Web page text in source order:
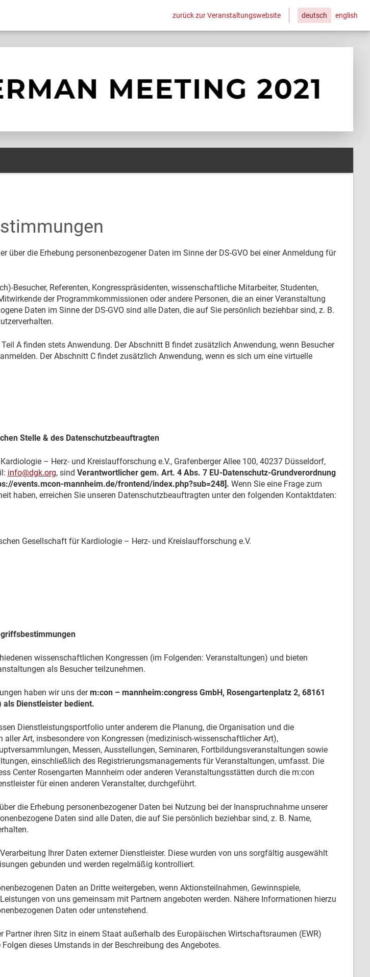
zurück zur Veranstaltungswebsite deutsch english
über die Erhebung personenbezogener Daten im Sinne der DS-GVO bei einer Anmeldung für
Besucher, Referenten, Kongresspräsidenten, wissenschaftliche Mitarbeiter, Studenten,
der Programmkommissionen oder andere Personen, die an einer Veranstaltung
Daten im Sinne der DS-GVO sind alle Daten, die auf Sie persönlich beziehbar sind, z. B.
A finden stets Anwendung. Der Abschnitt B findet zusätzlich Anwendung, wenn Besucher
Der Abschnitt C findet zusätzlich Anwendung, wenn es sich um eine virtuelle
Stelle & des Datenschutzbeauftragten
– Herz- und Kreislaufforschung e.V., Grafenberger Allee 100, 40237 Düsseldorf,
info@dgk.org, sind Verantwortlicher gem. Art. 4 Abs. 7 EU-Datenschutz-Grundverordnung
events.mcon-mannheim.de/frontend/index.php?sub=248]. Wenn Sie eine Frage zum
haben, erreichen Sie unseren Datenschutzbeauftragten unter den folgenden Kontaktdaten:
Gesellschaft für Kardiologie – Herz- und Kreislaufforschung e.V.
wissenschaftlichen Kongressen (im Folgenden: Veranstaltungen) und bieten
als Besucher teilzunehmen.
haben wir uns derm:con – mannheim:congress GmbH, Rosengartenplatz 2, 68161
Dienstleister bedient.
Dienstleistungsportfolio unter anderem die Planung, die Organisation und die
Art, insbesondere von Kongressen (medizinisch-wissenschaftlicher Art),
Messen, Ausstellungen, Seminaren, Fortbildungsveranstaltungen sowie
einschließlich des Registrierungsmanagements für Veranstaltungen, umfasst. Die
Center Rosengarten Mannheim oder anderen Veranstaltungsstätten durch die m:con
für einen anderen Veranstalter, durchgeführt.
die Erhebung personenbezogener Daten bei Nutzung bei der Inanspruchnahme unserer
Daten sind alle Daten, die auf Sie persönlich beziehbar sind, z. B. Name,
Ihrer Daten externer Dienstleister. Diese wurden von uns sorgfältig ausgewählt
gebunden und werden regelmäßig kontrolliert.
Daten an Dritte weitergeben, wenn Aktionsteilnahmen, Gewinnspiele,
von uns gemeinsam mit Partnern angeboten werden. Nähere Informationen hierzu
Daten oder untenstehend.
Partner ihren Sitz in einem Staat außerhalb des Europäischen Wirtschaftsraumen (EWR)
dieses Umstands in der Beschreibung des Angebotes.